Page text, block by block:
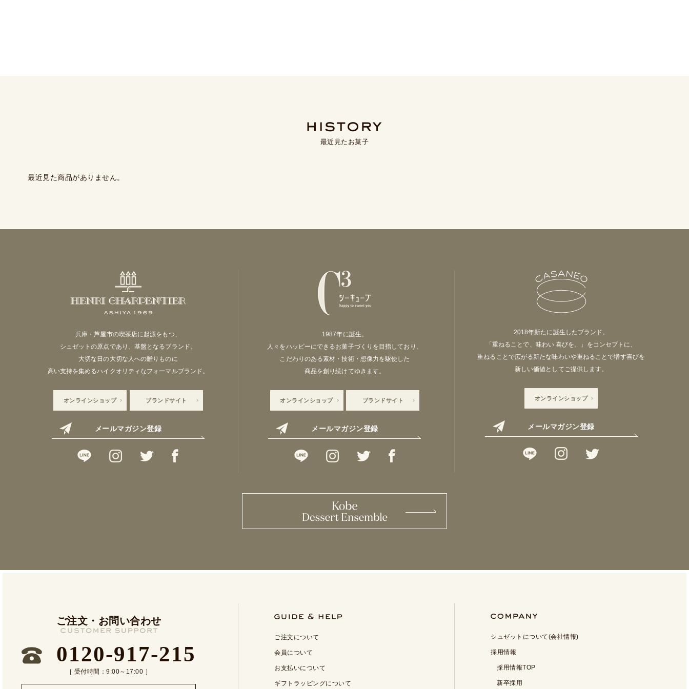
最近見たお菓子
最近見た商品がありません。
兵庫・芦屋市の喫茶店に起源をもつ、
シュゼットの原点であり、基盤となるブランド。
大切な日の大切な人への贈りものに
高い支持を集めるハイクオリティなフォーマルブランド。
オンラインショップ ブランドサイト
メールマガジン登録
1987年に誕生。
人々をハッピーにできるお菓子づくりを目指しており、
こだわりのある素材・技術・想像力を駆使した
商品を創り続けてゆきます。
オンラインショップ ブランドサイト
メールマガジン登録
2018年新たに誕生したブランド。
「重ねることで、味わい 喜びを。」をコンセプトに、
重ねることで広がる新たな味わいや重ねることで増す喜びを
新しい価値としてご提供します。
オンラインショップ
メールマガジン登録
ご注文・お問い合わせ
0120-917-215
［ 受付時間：9:00～17:00 ］
ご注文について
会員について
お支払いについて
ギフトラッピングについて
シュゼットについて(会社情報)
採用情報
採用情報TOP
新卒採用